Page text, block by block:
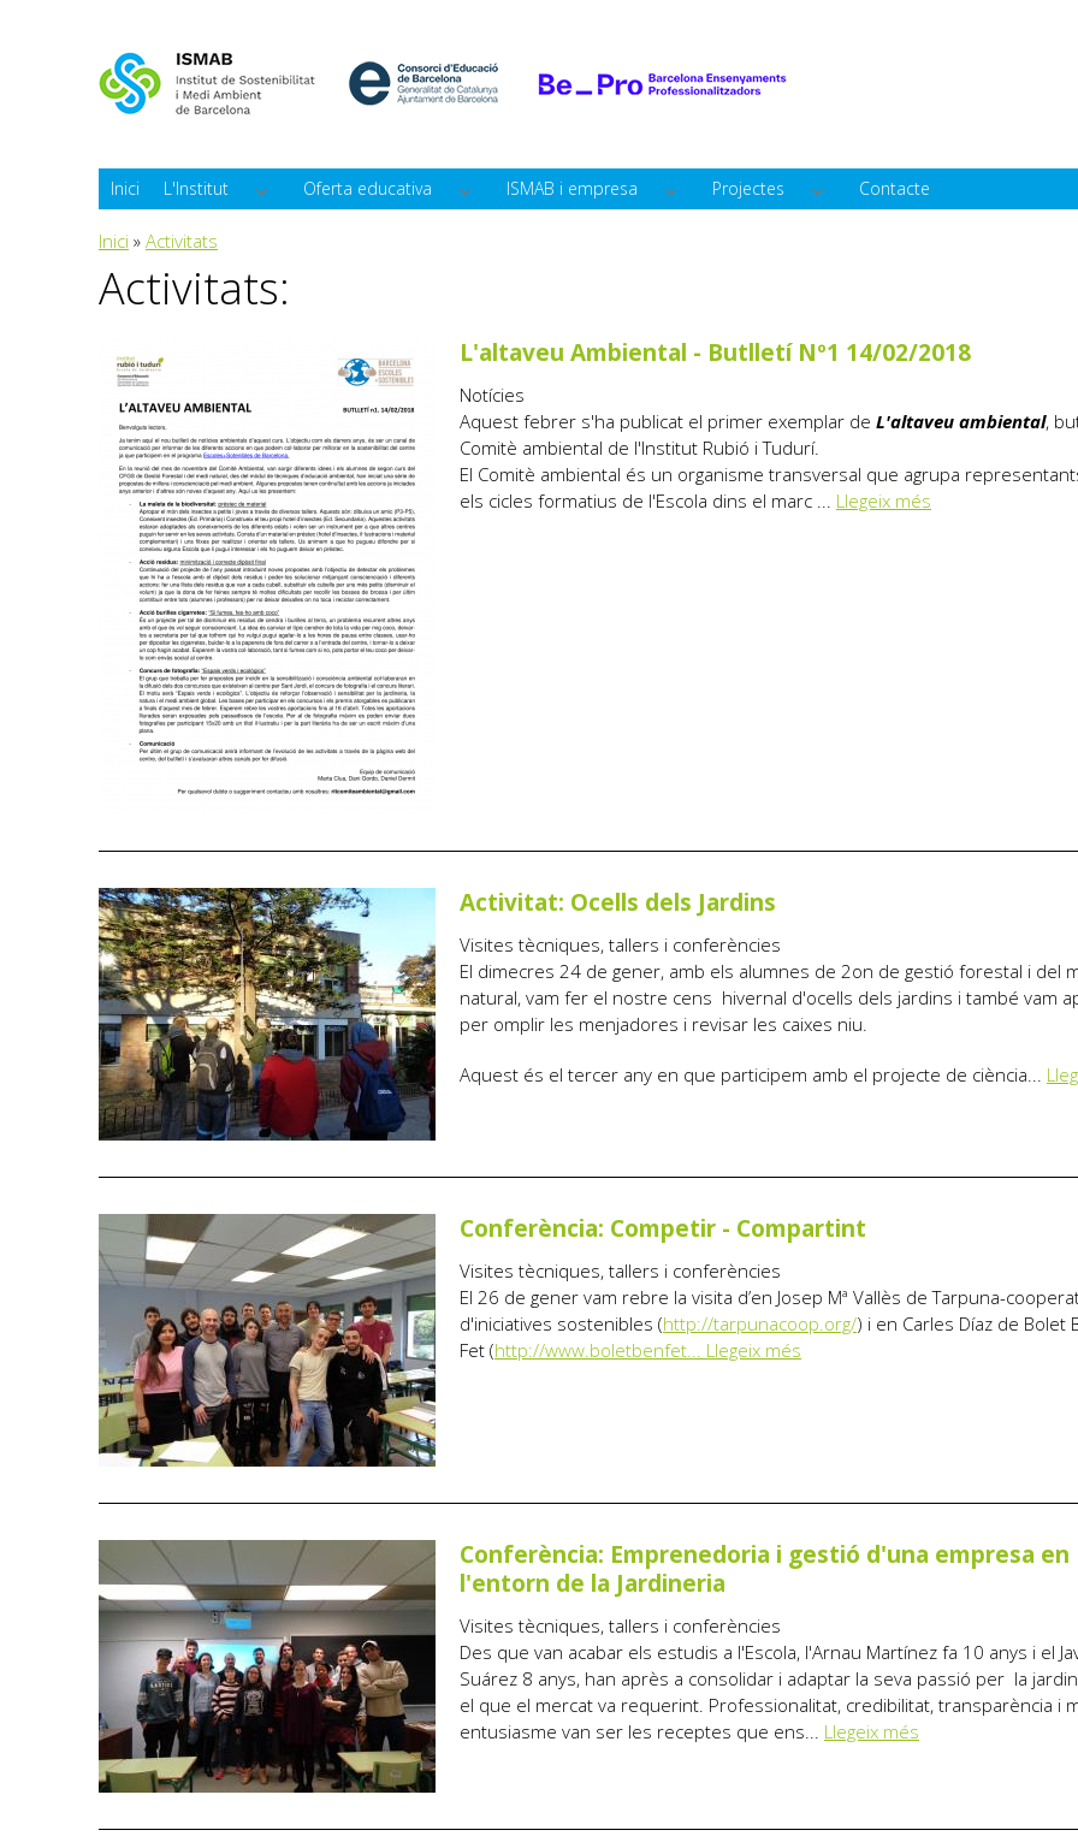
Inici L'Institut Oferta educativa ISMAB i empresa Projectes Contacte
Esteu aquí
Inici » Activitats
Activitats:
L'altaveu Ambiental - Butlletí Nº1 14/02/2018
Notícies
Aquest febrer s'ha publicat el primer exemplar de L'altaveu ambiental,
Comitè ambiental de l'Institut Rubió i Tudurí.
El Comitè ambiental és un organisme transversal que agrupa
els cicles formatius de l'Escola dins el marc ... Llegeix més
Activitat: Ocells dels Jardins
Visites tècniques, tallers i conferències
El dimecres 24 de gener, amb els alumnes de 2on de gestió forestal i del
natural, vam fer el nostre cens hivernal d'ocells dels jardins i també vam
per omplir les menjadores i revisar les caixes niu.
Aquest és el tercer any en que participem amb el projecte de ciència...
Conferència: Competir - Compartint
Visites tècniques, tallers i conferències
El 26 de gener vam rebre la visita d’en Josep Mª Vallès de Tarpuna-
d'iniciatives sostenibles (http://tarpunacoop.org/) i en Carles Díaz de Bolet
Fet (http://www.boletbenfet... Llegeix més
Conferència: Emprenedoria i gestió d'una empresa en
l'entorn de la Jardineria
Visites tècniques, tallers i conferències
Des que van acabar els estudis a l'Escola, l'Arnau Martínez fa 10 anys i el
Suárez 8 anys, han après a consolidar i adaptar la seva passió per la
el que el mercat va requerint. Professionalitat, credibilitat, transparència i
entusiasme van ser les receptes que ens... Llegeix més